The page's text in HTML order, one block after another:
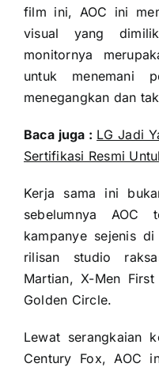
film ini, AOC ini
visual yang
monitornya
untuk menemani
menegangkan dan
Baca juga : LG Jadi
Sertifikasi Resmi
Kerja sama ini
sebelumnya AOC
kampanye sejenis
rilisan studio
Martian, X-Men
Golden Circle.
Lewat serangkaian
Century Fox, AOC